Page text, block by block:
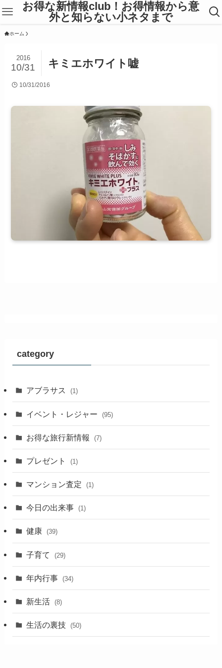
お得な新情報club！お得情報から意
外と知らない小ネタまで
ホーム
キミエホワイト嘘
2016
10/31
10/31/2016
category
アブラサス (1)
イベント・レジャー (95)
お得な旅行新情報 (7)
プレゼント (1)
マンション査定 (1)
今日の出来事 (1)
健康 (39)
子育て (29)
年内行事 (34)
新生活 (8)
生活の裏技 (50)